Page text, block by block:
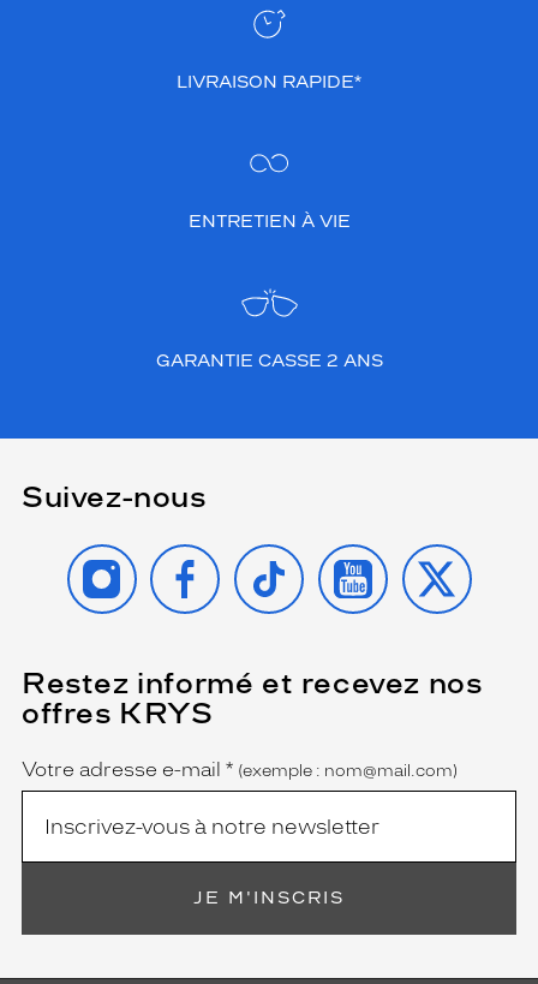
LIVRAISON RAPIDE*
ENTRETIEN À VIE
GARANTIE CASSE 2 ANS
Suivez-nous
INSTAGRAMFACEBOOK
TIKTOK YOUTUBE
X
Restez informé et recevez nos
offres KRYS
Name
Votre adresse e-mail *
(Ce
champ
est
obligatoire)
(exemple : nom@mail.com)
JE M'INSCRIS